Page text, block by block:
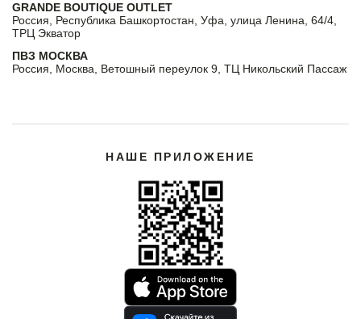
GRANDE BOUTIQUE OUTLET
Россия, Республика Башкортостан, Уфа, улица Ленина, 64/4,
ТРЦ Экватор
ПВЗ МОСКВА
Россия, Москва, Ветошный переулок 9, ТЦ Никольский Пассаж
НАШЕ ПРИЛОЖЕНИЕ